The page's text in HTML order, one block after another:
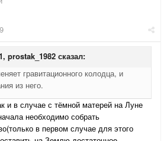
prostak_1982 сказал:
гравитационного колодца, и
из него.
и в случае с тёмной матерей на Луне
необходимо собрать
в первом случае для этого